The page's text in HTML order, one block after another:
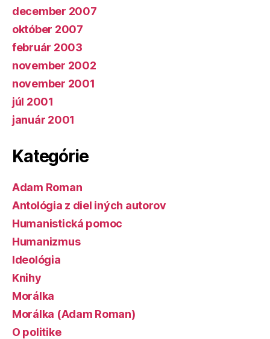
december 2007
október 2007
február 2003
november 2002
november 2001
júl 2001
január 2001
Kategórie
Adam Roman
Antológia z diel iných autorov
Humanistická pomoc
Humanizmus
Ideológia
Knihy
Morálka
Morálka (Adam Roman)
O politike